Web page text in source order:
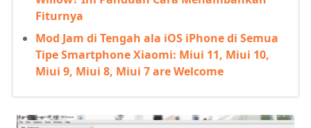
Fiturnya
Mod Jam di Tengah ala iOS iPhone di Semua
Tipe Smartphone Xiaomi: Miui 11, Miui 10,
Miui 9, Miui 8, Miui 7 are Welcome